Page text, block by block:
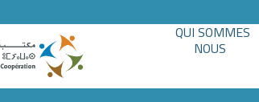
QUI SOMMES
NOUS